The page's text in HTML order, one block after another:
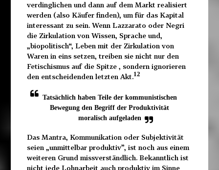
verdinglichen und dann auf dem Markt realisiert
werden (also Käufer finden), um für das Kapital
interessant zu sein. Wenn Lazzarato oder Negri
die Zirkulation von Wissen, Sprache und,
„biopolitisch“, Leben mit der Zirkulation von
Waren in eins setzen, treiben sie nicht nur den
Fetischismus auf die Spitze , sondern ignorieren
den entscheidenden letzten Akt.12
Tatsächlich haben Teile der kommunistischen
Bewegung den Begriff der Produktivität
moralisch aufgeladen
Das Mantra, Kommunikation oder Subjektivität
seien „unmittelbar produktiv”, ist noch aus einem
weiteren Grund missverständlich. Bekanntlich ist
nicht jede Lohnarbeit auch produktiv im Sinne